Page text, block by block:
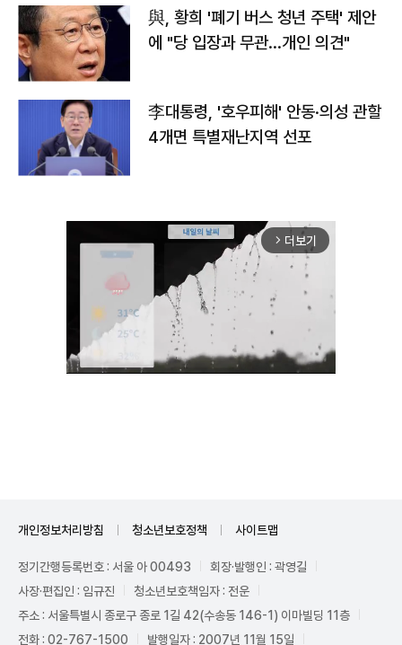
與, 황희 '폐기 버스 청년 주택' 제안
에 "당 입장과 무관…개인 의견"
李대통령, '호우피해' 안동·의성 관할
4개면 특별재난지역 선포
arrow_forward_ios 더보기
개인정보처리방침 청소년보호정책 사이트맵
정기간행등록번호 : 서울 아 00493
회장·발행인 : 곽영길
사장·편집인 : 임규진
청소년보호책임자 : 전운
주소 : 서울특별시 종로구 종로 1길 42(수송동 146-1) 이마빌딩 11층
전화 : 02-767-1500
발행일자 : 2007년 11월 15일